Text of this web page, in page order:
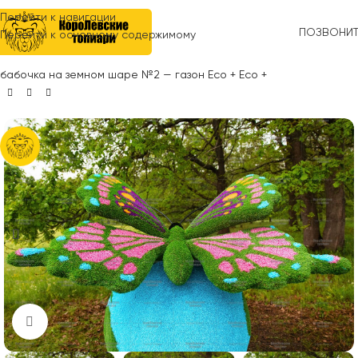
Перейти к навигации
Перейти к основному содержимому
Главная»Топиари»Коллекция бабочек
бабочка на земном шаре №2 — газон Eco + Eco +
Нажмите, чтобы увеличить